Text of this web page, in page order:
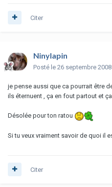
Citer
Ninylapin
Posté le 26 septembre 2008
je pense aussi que ca pourrait être
ils éternuent , ça en fout partout et
Désolée pour ton ratou
Si tu veux vraiment savoir de quoi il
Citer